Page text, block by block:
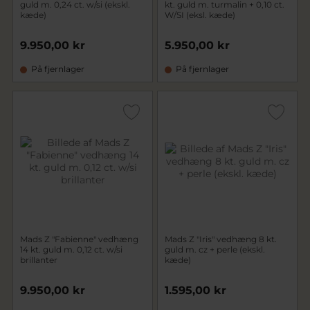
guld m. 0,24 ct. w/si (ekskl.
kæde)
9.950,00 kr
På fjernlager
kt. guld m. turmalin + 0,10 ct.
W/SI (eksl. kæde)
5.950,00 kr
På fjernlager
Mads Z "Fabienne" vedhæng
14 kt. guld m. 0,12 ct. w/si
brillanter
9.950,00 kr
Mads Z "Iris" vedhæng 8 kt.
guld m. cz + perle (ekskl.
kæde)
1.595,00 kr